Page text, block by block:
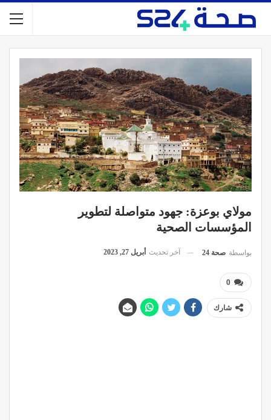
مولاي بوعزة: جهود متواصلة لتطوير
المؤسسات الصحية
بواسطة صحة 24 آخر تحديث أبريل 27, 2023
0
شارك